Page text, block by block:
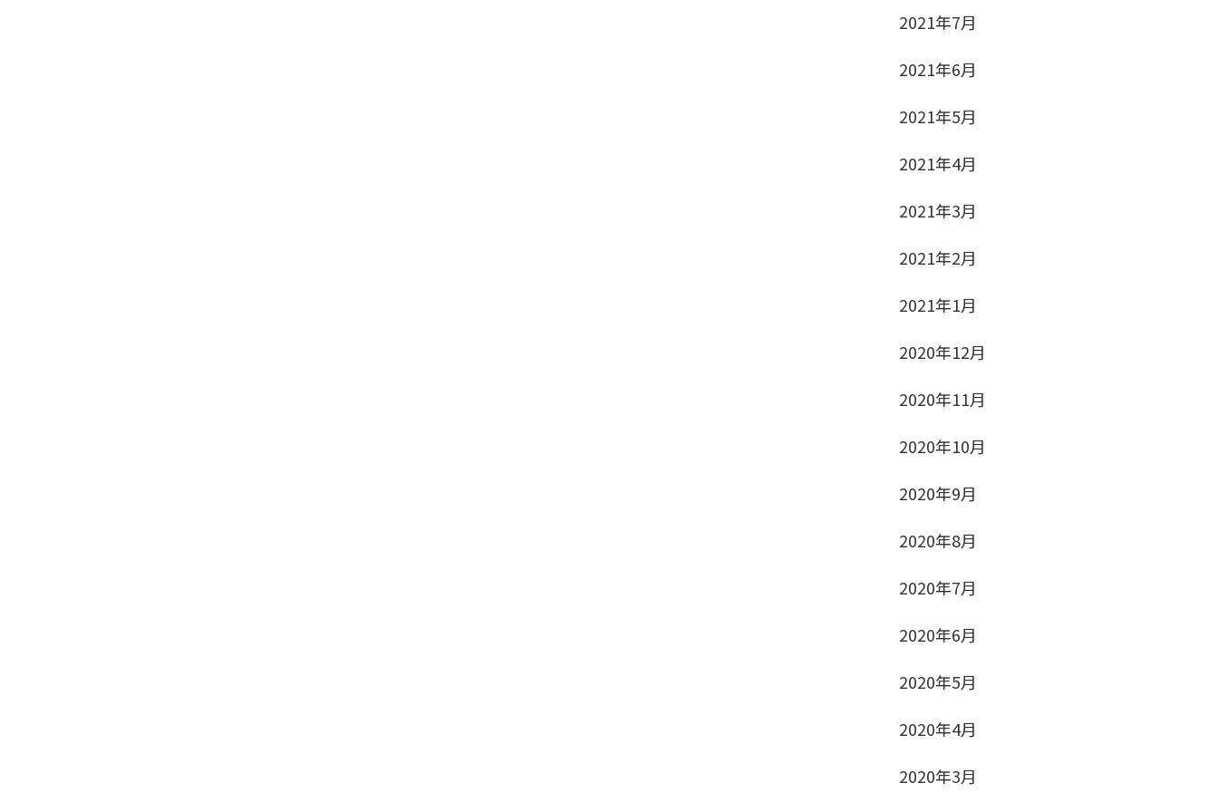
2021年7月
2021年6月
2021年5月
2021年4月
2021年3月
2021年2月
2021年1月
2020年12月
2020年11月
2020年10月
2020年9月
2020年8月
2020年7月
2020年6月
2020年5月
2020年4月
2020年3月